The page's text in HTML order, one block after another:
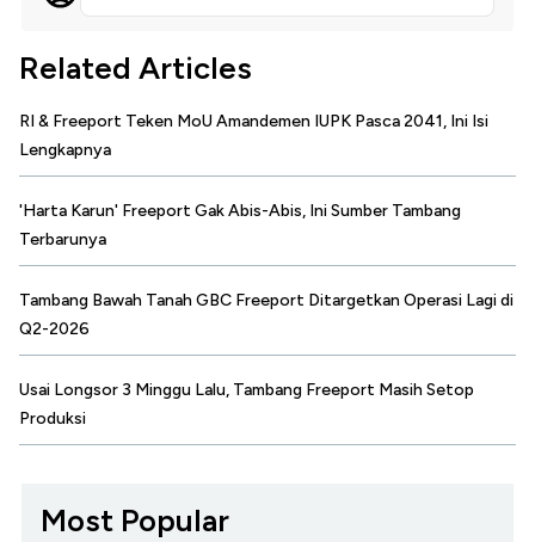
Related Articles
RI & Freeport Teken MoU Amandemen IUPK Pasca 2041, Ini Isi
Lengkapnya
'Harta Karun' Freeport Gak Abis-Abis, Ini Sumber Tambang
Terbarunya
Tambang Bawah Tanah GBC Freeport Ditargetkan Operasi Lagi di
Q2-2026
Usai Longsor 3 Minggu Lalu, Tambang Freeport Masih Setop
Produksi
Most Popular